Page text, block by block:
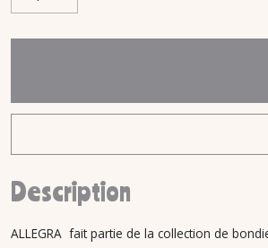
Description
ALLEGRA fait partie de la collection de